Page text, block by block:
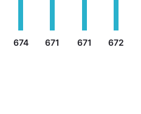
674 671 671 672